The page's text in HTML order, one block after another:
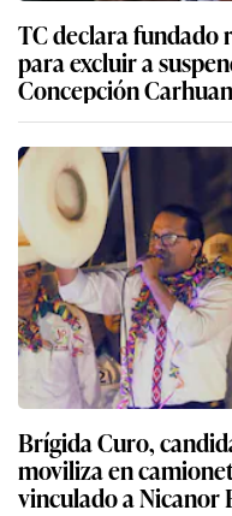
TC declara fundado
para excluir a
Concepción
Brígida Curo,
moviliza en
vinculado a Nicanor